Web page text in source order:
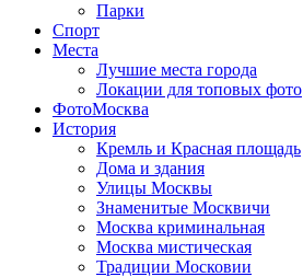
Парки
Спорт
Места
Лучшие места города
Локации для топовых фото
ФотоМосква
История
Кремль и Красная площадь
Дома и здания
Улицы Москвы
Знаменитые Москвичи
Москва криминальная
Москва мистическая
Традиции Московии